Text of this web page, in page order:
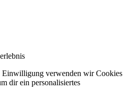
verwenden wir Cookies
dir ein personalisiertes